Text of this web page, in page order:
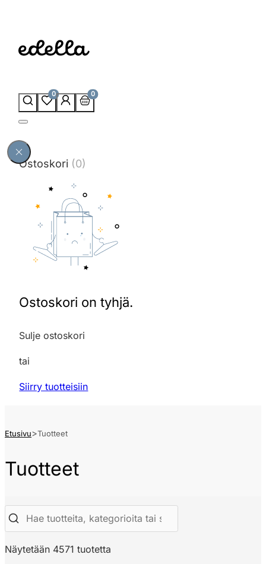
0 0
Ostoskori (0)
Ostoskori on tyhjä.
Sulje ostoskori
tai
Siirry tuotteisiin
Etusivu Tuotteet
Tuotteet
Näytetään 4571 tuotetta